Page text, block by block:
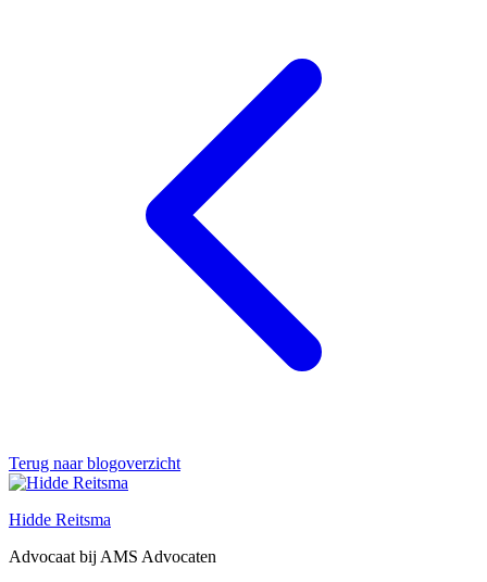
Terug naar blogoverzicht
Hidde Reitsma
Advocaat bij AMS Advocaten